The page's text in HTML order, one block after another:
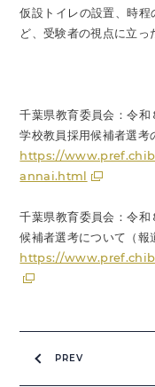
仮設トイレの設置、時
ど、受験者の視点に立っ
千葉県教育委員会：令
学校教員採用候補者選考
https://
annai.html
千葉県教育委員会：令
候補者選考について（報
https://
PREV